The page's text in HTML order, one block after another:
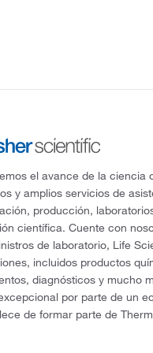
el avance de la ciencia
y amplios servicios de
producción,
científica. Cuente con
de laboratorio, Life
incluidos productos
diagnósticos y mucho
por parte de un
de formar parte de